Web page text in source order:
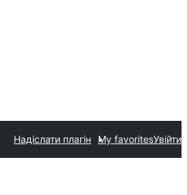
Надіслати плагін My favoritesУвійти